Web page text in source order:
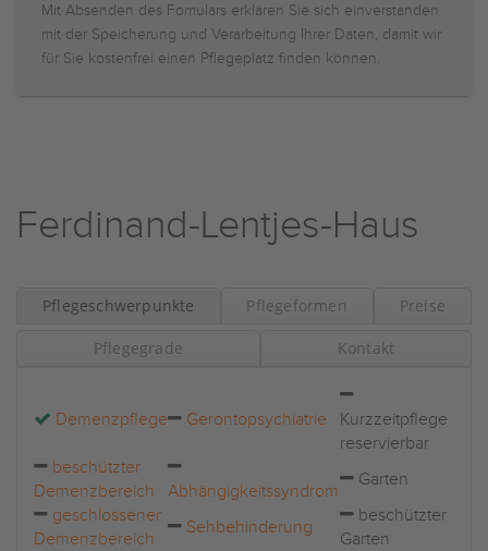
Mit Absenden des Fomulars erklären Sie sich einverstanden
mit der Speicherung und Verarbeitung Ihrer Daten, damit wir
für Sie kostenfrei einen Pflegeplatz finden können.
Ferdinand-Lentjes-Haus
Pflegeschwerpunkte Pflegeformen Preise
Pflegegrade Kontakt
Demenzpflege Gerontopsychiatrie
Kurzzeitpflege
reservierbar
beschützter
Demenzbereich
Abhängigkeitssyndrom
Garten
geschlossener
Demenzbereich
Sehbehinderung
beschützter
Garten